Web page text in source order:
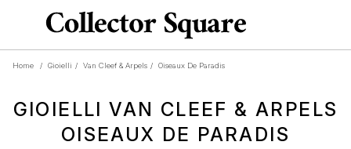
Home / Gioielli / Van Cleef & Arpels / Oiseaux De Paradis
GIOIELLIVAN CLEEF & ARPELS
OISEAUX DE PARADIS